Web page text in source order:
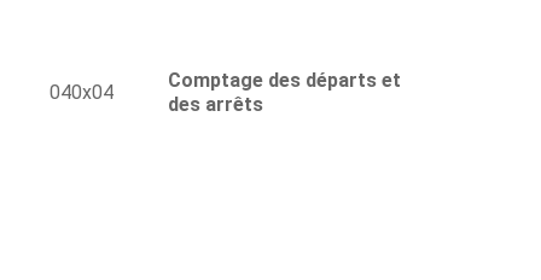
040x04
Comptage des départs et
des arrêts